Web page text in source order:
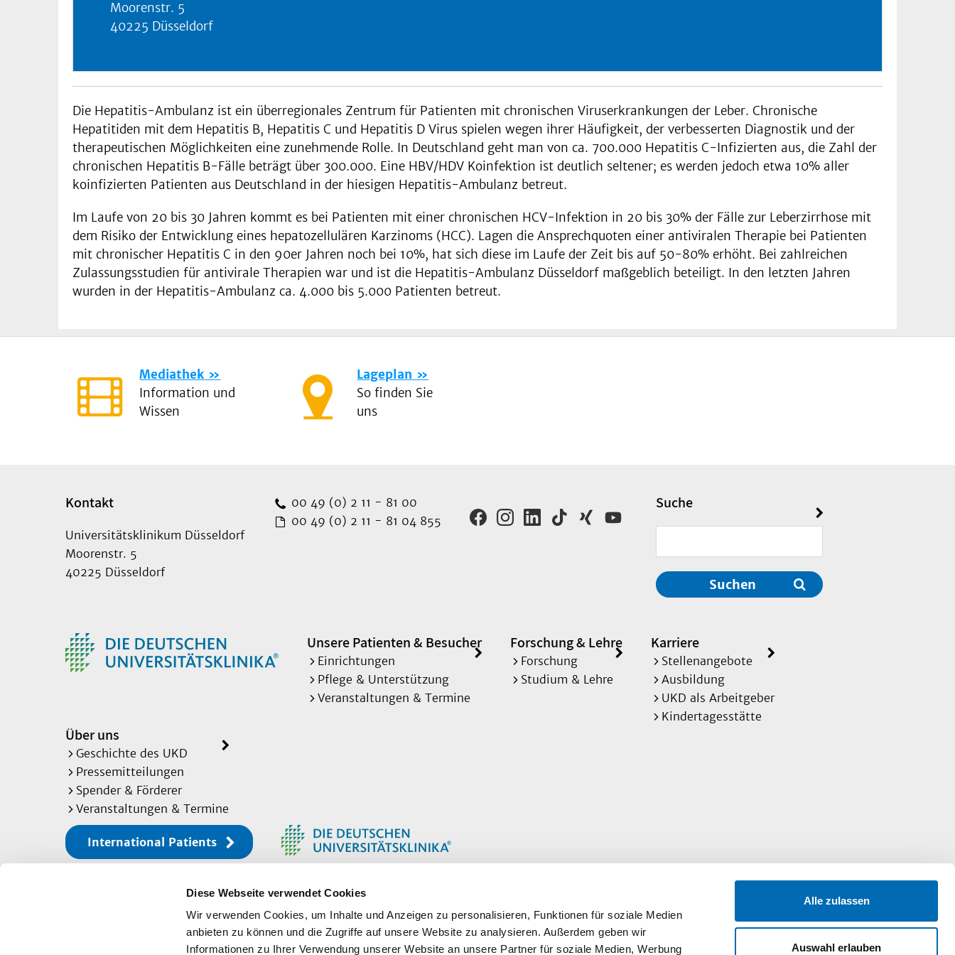
Diese Webseite verwendet Cookies
Wir verwenden Cookies, um Inhalte und Anzeigen zu personalisieren, Funktionen für soziale Medien
anbieten zu können und die Zugriffe auf unsere Website zu analysieren. Außerdem geben wir
Informationen zu Ihrer Verwendung unserer Website an unsere Partner für soziale Medien, Werbung
Alle zulassen
Auswahl erlauben
Moorenstr. 5
40225 Düsseldorf
Die Hepatitis-Ambulanz ist ein über­regionales Zentrum für Patienten mit chronischen Viruserkrankungen der Leber. Chronische
Hepatitiden mit dem Hepatitis B, Hepatitis C und Hepatitis D Virus spielen wegen ihrer Häufigkeit, der verbesserten Diagnostik und der
therapeuti­schen Möglichkeiten eine zunehmende Rolle. In Deutsch­land geht man von ca. 700.000 Hepatitis C-Infizierten aus, die Zahl der
chronischen Hepatitis B-Fälle beträgt über 300.000. Eine HBV/HDV Koinfektion ist deutlich seltener; es werden jedoch etwa 10% aller
koinfizierten Patienten aus Deutschland in der hiesigen Hepatitis-Ambulanz betreut.
Im Laufe von 20 bis 30 Jahren kommt es bei Patienten mit einer chronischen HCV-Infektion in 20 bis 30% der Fälle zur Leberzirrhose mit
dem Risiko der Entwicklung eines hepatozellulären Karzinoms (HCC). Lagen die Ansprechquoten einer antiviralen Therapie bei Patienten
mit chronischer Hepatitis C in den 90er Jahren noch bei 10%, hat sich diese im Laufe der Zeit bis auf 50-80% erhöht. Bei zahlreichen
Zulassungs­studien für antivirale Therapien war und ist die Hepatitis-Ambulanz Düsseldorf maßgeblich beteiligt. In den letzten Jahren
wurden in der Hepatitis-Ambulanz ca. 4.000 bis 5.000 Patienten betreut.
Mediathek
Information und
Wissen
Lageplan
So finden Sie
uns
Kontakt
Universitätsklinikum Düsseldorf
Moorenstr. 5
40225 Düsseldorf
00 49 (0) 2 11 - 81 00
00 49 (0) 2 11 - 81 04 855
Suche
Suchen
Unsere Patienten & Besucher
Einrichtungen
Pflege & Unterstützung
Veranstaltungen & Termine
Forschung & Lehre
Forschung
Studium & Lehre
Karriere
Stellenangebote
Ausbildung
UKD als Arbeitgeber
Kindertagesstätte
Über uns
Geschichte des UKD
Pressemitteilungen
Spender & Förderer
Veranstaltungen & Termine
International Patients